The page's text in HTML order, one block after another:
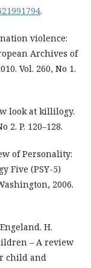
.
violence:
Archives of
Vol. 260, No 1.
look at killilogy.
2. P. 120–128.
of Personality:
Five (PSY-5)
2006.
H.
– A review
child and